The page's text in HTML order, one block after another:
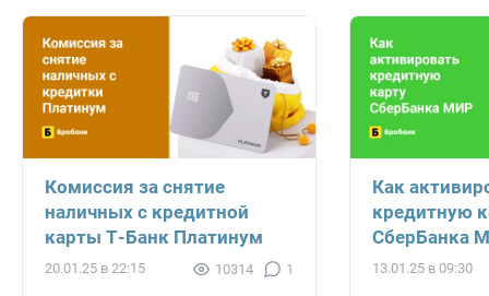
Комиссия за снятие
наличных с кредитной
карты Т-Банк Платинум
20.01.25 в 22:15 10314 1
Как
кредитную
СберБанка
13.01.25 в 09:30